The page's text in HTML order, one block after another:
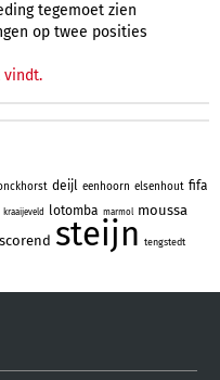
tegemoet zien
op twee posities
vindt.
deijl eenhoorn elsenhout fifa
kraaijeveld lotomba marmol moussa
scorend steijn tengstedt